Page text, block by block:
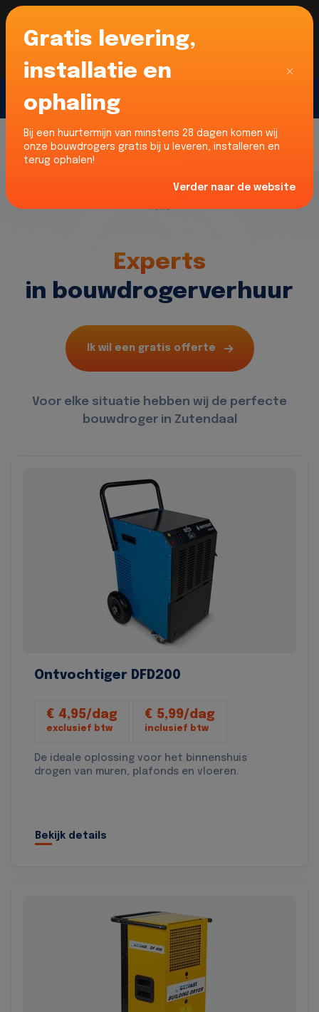
Voor onze Nederlandse klanten... Wij zijn maar
liefst 52% goedkoper dan verhuurders uit NL -
limburg en Noord-Brabant!
Home
Experts
in bouwdrogerverhuur
Ik wil een gratis offerte
Voor elke situatie hebben wij de perfecte
bouwdroger in Zutendaal
Ontvochtiger DFD200
€ 4,95/dag
exclusief btw
€ 5,99/dag
inclusief btw
De ideale oplossing voor het binnenshuis
drogen van muren, plafonds en vloeren.
Bekijk details
Gratis levering,
installatie en
ophaling
Bij een huurtermijn van minstens 28 dagen komen wij
onze bouwdrogers gratis bij u leveren, installeren en
terug ophalen!
Verder naar de website